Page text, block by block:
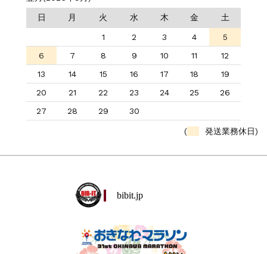
日 月 火 水 木 金 土
1 2 3 4
5
6
7 8 9 10 11
12
13
14 15 16 17 18
19
20
21 22 23 24 25
26
27
28 29 30
( 発送業務休日)
bibit.jp